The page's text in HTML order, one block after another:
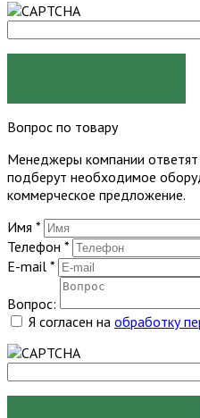
Вопрос по товару
Менеджеры компании
подберут необходимое
коммерческое предложение.
Имя *
Телефон *
E-mail *
Вопрос:
Я согласен на обработку